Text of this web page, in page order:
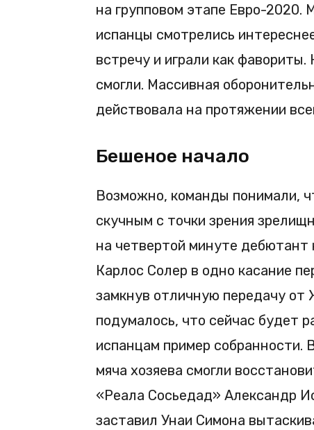
на групповом этапе Евро-2020.
испанцы смотрелись
встречу и играли как
смогли. Массивная
действовала на протяжении
Бешеное начало
Возможно, команды понимали,
скучным с точки зрения
на четвертой минуте
Карлос Солер в одно касание
замкнув отличную передачу от
подумалось, что сейчас будет
испанцам пример собранности.
мяча хозяева смогли
«Реала Сосьедад» Александр
заставил Унаи Симона